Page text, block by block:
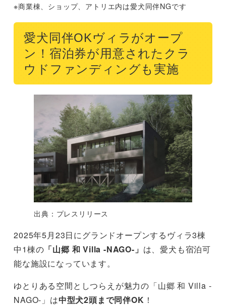
※商業棟、ショップ、アトリエ内は愛犬同伴NGです
愛犬同伴OKヴィラがオープ
ン！宿泊券が用意されたクラ
ウドファンディングも実施
出典：プレスリリース
2025年5月23日にグランドオープンするヴィラ3棟
中1棟の 「山郷 和 Villa -NAGO-」 は、愛犬も宿泊可
能な施設になっています。
ゆとりある空間としつらえが魅力の「山郷 和 Villa -
NAGO-」は中型犬2頭まで同伴OK ！